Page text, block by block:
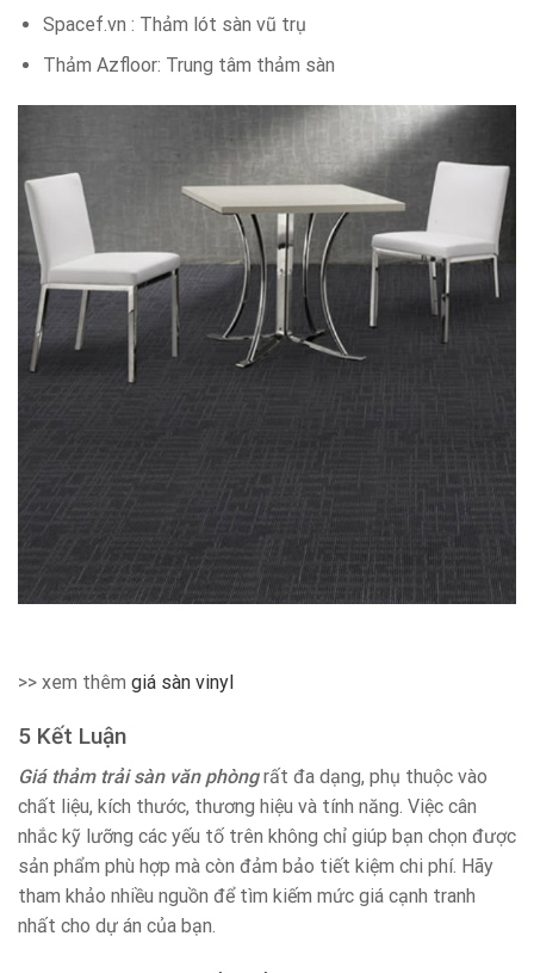
Spacef.vn : Thảm lót sàn vũ trụ
Thảm Azfloor: Trung tâm thảm sàn
>> xem thêm giá sàn vinyl
5 Kết Luận
Giá thảm trải sàn văn phòngrất đa dạng, phụ thuộc vào
chất liệu, kích thước, thương hiệu và tính năng. Việc cân
nhắc kỹ lưỡng các yếu tố trên không chỉ giúp bạn chọn được
sản phẩm phù hợp mà còn đảm bảo tiết kiệm chi phí. Hãy
tham khảo nhiều nguồn để tìm kiếm mức giá cạnh tranh
nhất cho dự án của bạn.